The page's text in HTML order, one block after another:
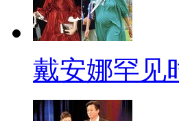
戴安娜罕见